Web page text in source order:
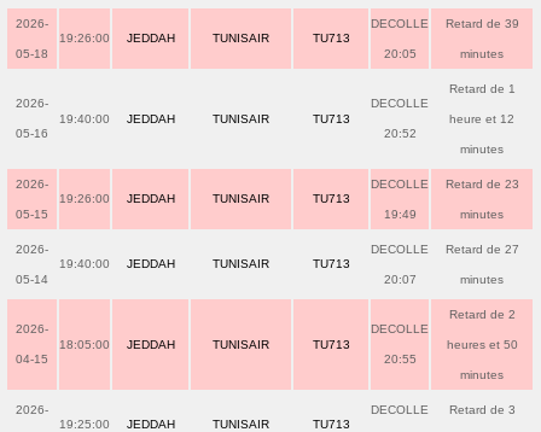
2026-
05-18
19:26:00 JEDDAH TUNISAIR TU713
DECOLLE
20:05
Retard de 39
minutes
2026-
05-16
19:40:00 JEDDAH TUNISAIR TU713
DECOLLE
20:52
Retard de 1
heure et 12
minutes
2026-
05-15
19:26:00 JEDDAH TUNISAIR TU713
DECOLLE
19:49
Retard de 23
minutes
2026-
05-14
19:40:00 JEDDAH TUNISAIR TU713
DECOLLE
20:07
Retard de 27
minutes
2026-
04-15
18:05:00 JEDDAH TUNISAIR TU713
DECOLLE
20:55
Retard de 2
heures et 50
minutes
2026-
19:25:00 JEDDAH TUNISAIR TU713
DECOLLE Retard de 3